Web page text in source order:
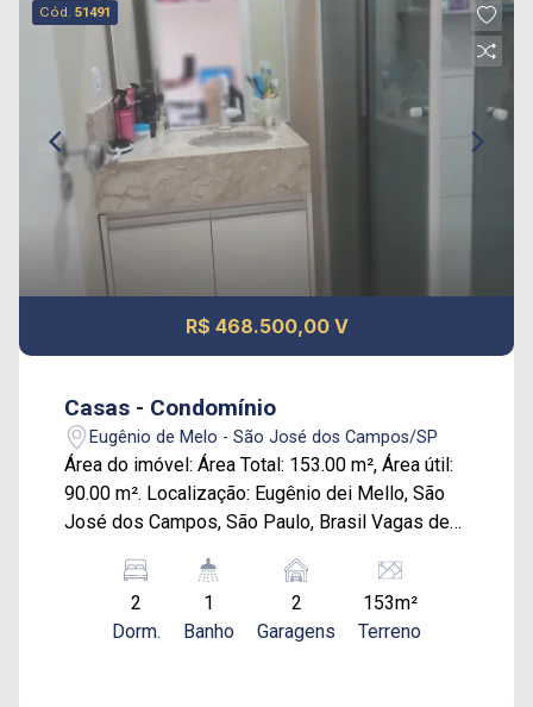
Cód.51491
R$ 468.500,00 V
Casas - Condomínio
Eugênio de Melo - São José dos Campos/SP
Área do imóvel: Área Total: 153.00 m², Área útil:
90.00 m². Localização: Eugênio dei Mello, São
José dos Campos, São Paulo, Brasil Vagas de
condomínio possui portaria 24 hs,
estacionamento pra visitantes e ótimo lazer:
piscinas, quadra de areia, campo de futebol,
2
Dorm.
1
Banho
2
Garagens
153m²
Terreno